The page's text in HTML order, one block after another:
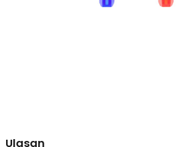
Rincian yang Anda dapatkan untuk pembelian
Ulasan